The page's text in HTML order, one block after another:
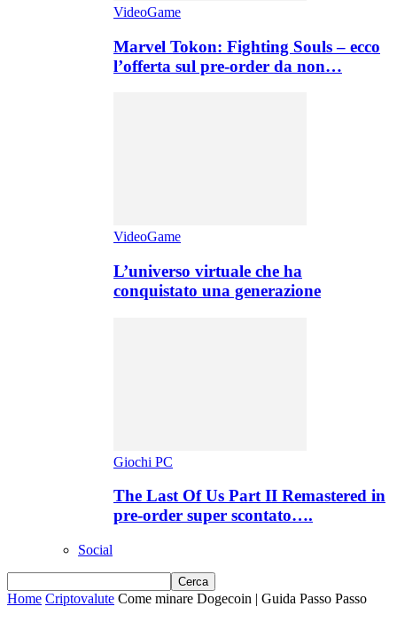
VideoGame
Marvel Tokon: Fighting Souls – ecco
l’offerta sul pre-order da non…
VideoGame
L’universo virtuale che ha
conquistato una generazione
Giochi PC
The Last Of Us Part II Remastered in
pre-order super scontato….
Social
Home Criptovalute Come minare Dogecoin | Guida Passo Passo